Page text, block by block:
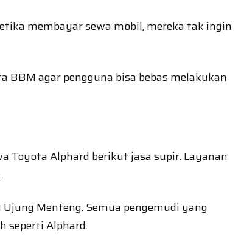
membayar sewa mobil, mereka tak ingin
agar pengguna bisa bebas melakukan
Toyota Alphard berikut jasa supir. Layanan
Menteng. Semua pengemudi yang
seperti Alphard.